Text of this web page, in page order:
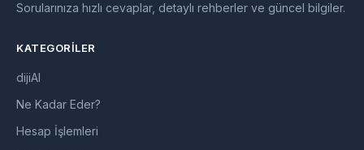
Sorularınıza hızlı cevaplar, detaylı rehberler ve güncel bilgiler.
KATEGORILER
dijiAI
Ne Kadar Eder?
Hesap İşlemleri